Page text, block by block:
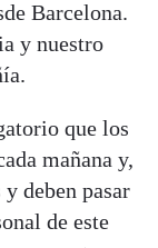
Barcelona.
y nuestro
que los
mañana y,
deben pasar
de este